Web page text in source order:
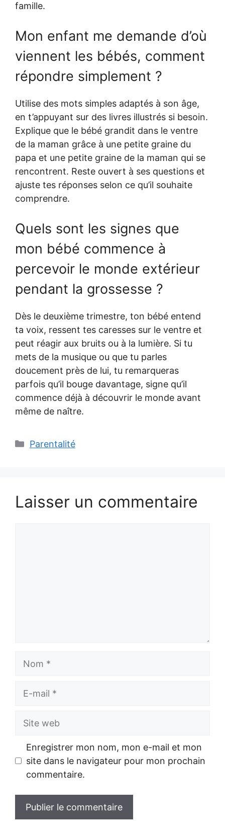
famille.
Mon enfant me demande d’où
viennent les bébés, comment
répondre simplement ?
Utilise des mots simples adaptés à son âge,
en t’appuyant sur des livres illustrés si besoin.
Explique que le bébé grandit dans le ventre
de la maman grâce à une petite graine du
papa et une petite graine de la maman qui se
rencontrent. Reste ouvert à ses questions et
ajuste tes réponses selon ce qu’il souhaite
comprendre.
Quels sont les signes que
mon bébé commence à
percevoir le monde extérieur
pendant la grossesse ?
Dès le deuxième trimestre, ton bébé entend
ta voix, ressent tes caresses sur le ventre et
peut réagir aux bruits ou à la lumière. Si tu
mets de la musique ou que tu parles
doucement près de lui, tu remarqueras
parfois qu’il bouge davantage, signe qu’il
commence déjà à découvrir le monde avant
même de naître.
Catégories
Parentalité
Laisser un commentaire
Site
Enregistrer mon nom, mon e-mail et mon
site dans le navigateur pour mon prochain
commentaire.